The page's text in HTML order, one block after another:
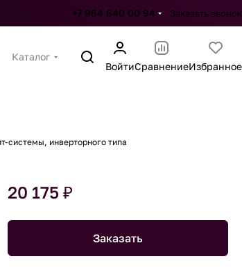
+7 964 640 00 94 Заказать звонок
Каталог
ВойтиСравнениеИзбранное
системы, инверторного типа
20 175 ₽
Заказать